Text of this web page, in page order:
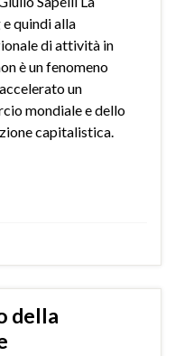
quindi alla
di attività in
è un fenomeno
un
mondiale e dello
capitalistica.
della